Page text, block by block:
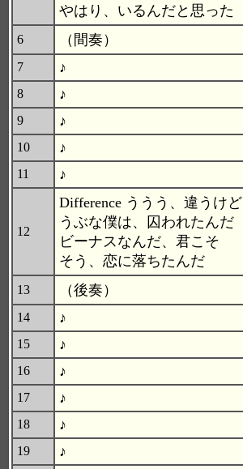
やはり、いるんだと思った
6 （間奏）
7 ♪
8 ♪
9 ♪
10 ♪
11 ♪
12
Difference ううう、違うけど
うぶな僕は、囚われたんだ
ビーナスなんだ、君こそ
そう、恋に落ちたんだ
13 （後奏）
14 ♪
15 ♪
16 ♪
17 ♪
18 ♪
19 ♪